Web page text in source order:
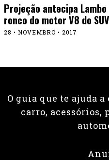
Projeção antecipa
ronco do motor V8 do SUV
28 • NOVEMBRO • 2017
O guia que te ajuda
carro, acessórios,